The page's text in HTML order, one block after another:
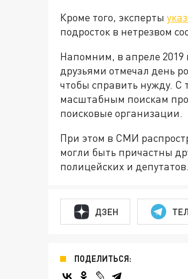
Кроме того, эксперты
подросток в нетрезвом
Напомним, в апреле 2019
друзьями отмечал день
чтобы справить нужду. С
масштабным поискам
поисковые организации.
При этом в СМИ
могли быть причастны
полицейских и депутатов.
ДЗЕН
ПОДЕЛИТЬСЯ: